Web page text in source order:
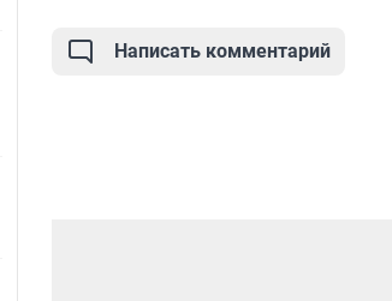
Написать комментарий